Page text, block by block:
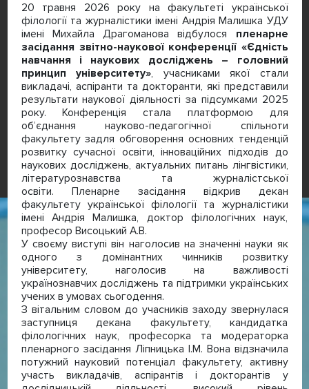
20 травня 2026 року на факультеті української
філології та журналістики імені Андрія Малишка УДУ
імені Михайла Драгоманова відбулося пленарне
засідання звітно-наукової конференції «Єдність
навчання і наукових досліджень – головний
принцип університету» , учасниками якої стали
викладачі, аспіранти та докторанти, які представили
результати наукової діяльності за підсумками 2025
року. Конференція стала платформою для
об’єднання науково-педагогічної спільноти
факультету задля обговорення основних тенденцій
розвитку сучасної освіти, інноваційних підходів до
наукових досліджень, актуальних питань лінгвістики,
літературознавства та журналістської
освіти. Пленарне засідання відкрив декан
факультету української філології та журналістики
імені Андрія Малишка, доктор філологічних наук,
професор Висоцький А.В.
У своєму виступі він наголосив на значенні науки як
одного з домінантних чинників розвитку
університету, наголосив на важливості
українознавчих досліджень та підтримки українських
учених в умовах сьогодення.
З вітальним словом до учасників заходу звернулася
заступниця декана факультету, кандидатка
філологічних наук, професорка та модераторка
пленарного засідання Ліпницька І.М. Вона відзначила
потужний науковий потенціал факультету, активну
участь викладачів, аспірантів і докторантів у